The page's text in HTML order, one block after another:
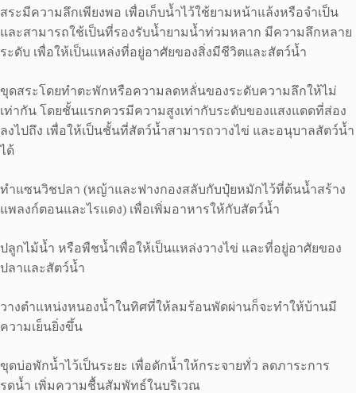
สระมีความลึกเพียงพอ เพื่อเก็บน้ำไว้ใช้ยามหน้าแล้งหรือจำเป็น
และสามารถใช้เป็นที่รองรับน้ำยามน้ำท่วมหลาก มีความลึกหลาย
ระดับ เพื่อให้เป็นแหล่งที่อยู่อาศัยของสิ่งมีชีวิตและสัตว์น้ำ
ขุดสระโดยทำตะพักหรือความลดหลั่นของระดับความลึกให้ไม่
เท่ากัน โดยชั้นแรกควรมีความสูงเท่ากับระดับของแสงแดดที่ส่อง
ลงไปถึง เพื่อให้เป็นชั้นที่สัตว์น้ำสามารถวางไข่ และอนุบาลสัตว์น้ำ
ได้
ทำแซนวิชปลา (หญ้าและฟางกองสลับกับปุ๋ยหมักไว้ที่ต้นน้ำสร้าง
แพลงก์ตอนและไรแดง) เพื่อเพิ่มอาหารให้กับสัตว์น้ำ
ปลูกไม้น้ำ หรือพืชน้ำเพื่อให้เป็นแหล่งวางไข่ และที่อยู่อาศัยของ
ปลาและสัตว์น้ำ
วางตำแหน่งหนองน้ำในทิศที่ให้ลมร้อนพัดผ่านก็จะทำให้บ้านมี
ความเย็นยิ่งขึ้น
ขุดบ่อพักน้ำไว้เป็นระยะ เพื่อดักน้ำให้กระจายทั่ว ลดภาระการ
รดน้ำ เพิ่มความชื้นสัมพัทธ์ในบริเวณ